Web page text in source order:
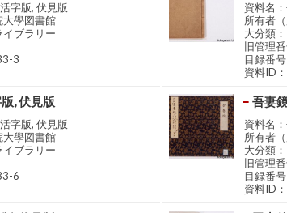
字版, 伏見版
大學図書館
ブラリー
3
資料名
所有者
大分類
旧管理
目録番
資料ID
, 伏見版
字版, 伏見版
大學図書館
ブラリー
6
吾妻
資料名
所有者
大分類
旧管理
目録番
資料ID